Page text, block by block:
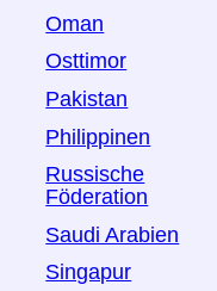
Oman
Osttimor
Pakistan
Philippinen
Russische
Föderation
Saudi Arabien
Singapur